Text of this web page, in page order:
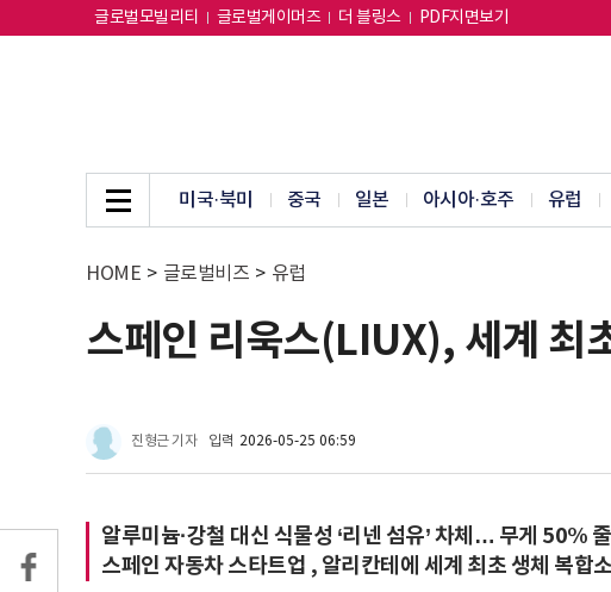
글로벌모빌리티 글로벌게이머즈 더 블링스 PDF지면보기
미국·북미 중국 일본 아시아·호주 유럽
HOME > 글로벌비즈 > 유럽
스페인 리욱스(LIUX), 세계 최
진형근 기자 입력 2026-05-25 06:59
알루미늄·강철 대신 식물성 ‘리넨 섬유’ 차체… 무게 50%
스페인 자동차 스타트업 , 알리칸테에 세계 최초 생체 복합